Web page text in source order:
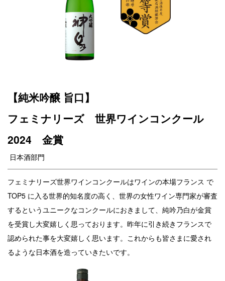
【純米吟醸 旨口】
フェミナリーズ 世界ワインコンクール
2024 金賞
日本酒部門
フェミナリーズ世界ワインコンクールはワインの本場フランス で
TOP5 に入る世界的知名度の高く、世界の女性ワイン専門家が審査
するというユニークなコンクールにおきまして、純吟乃白が金賞
を受賞し大変嬉しく思っております。昨年に引き続きフランスで
認められた事を大変嬉しく思います。これからも皆さまに愛され
るような日本酒を造っていきたいです。